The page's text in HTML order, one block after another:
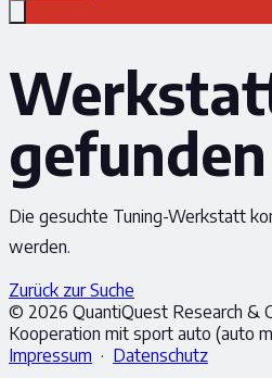
gefunden
Die gesuchte Tuning-Werkstatt
werden.
Zurück zur Suche
© 2026 QuantiQuest Research &
Kooperation mit sport auto (auto
Impressum · Datenschutz